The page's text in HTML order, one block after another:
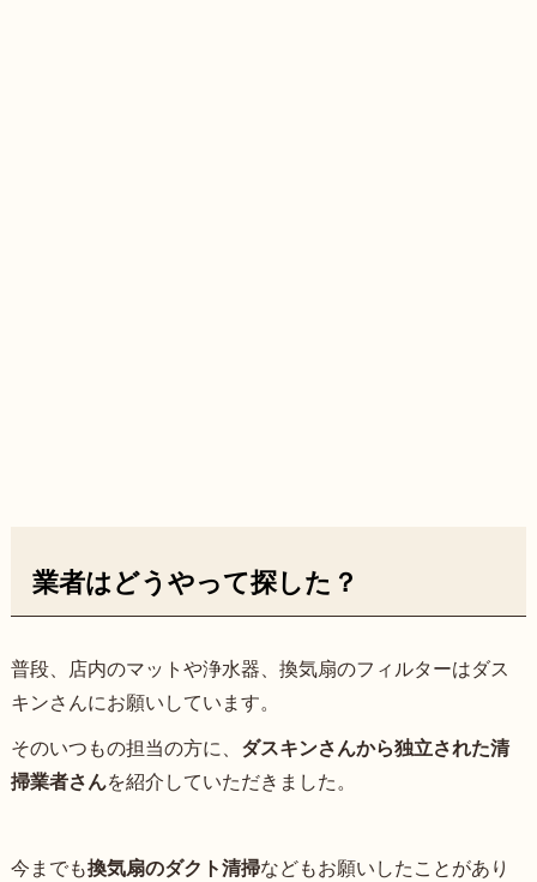
業者はどうやって探した？
普段、店内のマットや浄水器、換気扇のフィルターはダス
キンさんにお願いしています。
そのいつもの担当の方に、 ダスキンさんから独立された清
掃業者さんを紹介していただきました。
今までも換気扇のダクト清掃などもお願いしたことがあり